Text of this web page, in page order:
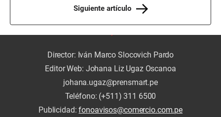
Siguiente artículo
Director: Iván Marco Slocovich Pardo
Editor Web: Johana Liz Ugaz Oscanoa
johana.ugaz@prensmart.pe
Teléfono: (+511) 311 6500
Publicidad:fonoavisos@comercio.com.pe